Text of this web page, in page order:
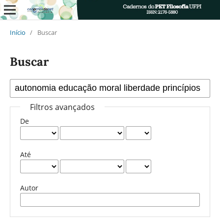
Início / Buscar
Buscar
Filtros avançados
De
Até
Autor